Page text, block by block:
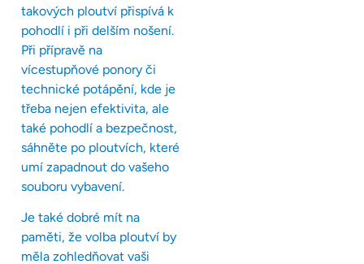
takových ploutví přispívá k
pohodlí i při delším nošení.
Při přípravě na
vícestupňové ponory či
technické potápění, kde je
třeba nejen efektivita, ale
také pohodlí a bezpečnost,
sáhněte po ploutvích, které
umí zapadnout do vašeho
souboru vybavení.
Je také dobré mít na
paměti, že volba ploutví by
měla zohledňovat vaši